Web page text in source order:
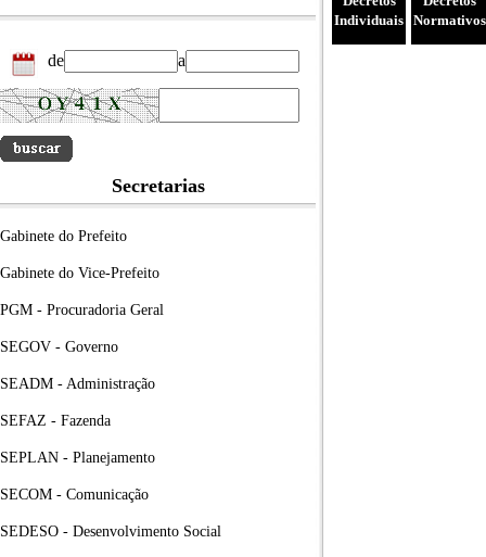
de a
Secretarias
Gabinete do Prefeito
Gabinete do Vice-Prefeito
PGM - Procuradoria Geral
SEGOV - Governo
SEADM - Administração
SEFAZ - Fazenda
SEPLAN - Planejamento
SECOM - Comunicação
SEDESO - Desenvolvimento Social
Individuais Normativos